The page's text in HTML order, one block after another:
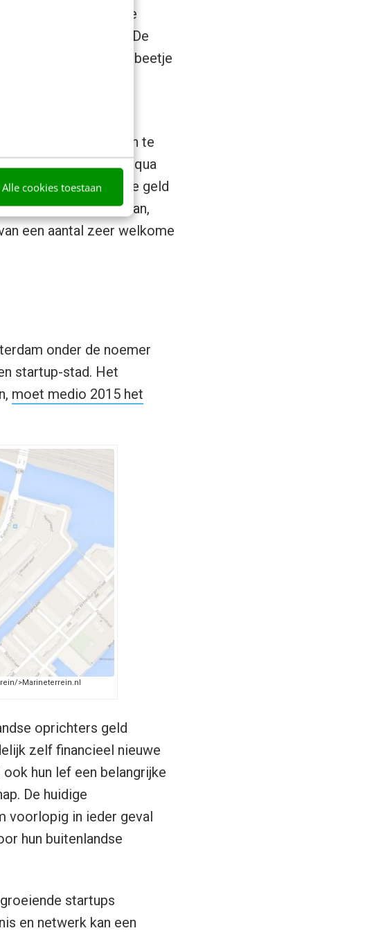
Alle cookies toestaan
met de
is het raak. De
voegen en voor een beetje
euro, per maand
oprichters om zich te
de huizenmarkt zou qua
talenten, het grote geld
kant van de oceaan,
een aantal zeer welkome
onder de noemer
startup-stad. Het
moet medio 2015 het
>Marineterrein.nl
oprichters geld
zelf financieel nieuwe
hun lef een belangrijke
De huidige
voorlopig in ieder geval
hun buitenlandse
startups
en netwerk kan een